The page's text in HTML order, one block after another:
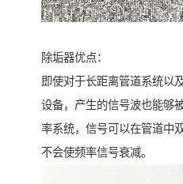
除垢器优点：
即使对于长距离管道系统以
设备，产生的信号波也能够
率系统，信号可以在管道中
不会使频率信号衰减。